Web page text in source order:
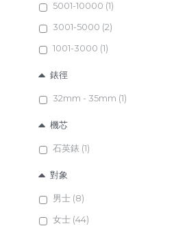
5001-10000 (1)
3001-5000 (2)
1001-3000 (1)
錶徑
32mm - 35mm (1)
機芯
石英錶 (1)
對象
男士 (8)
女士 (44)